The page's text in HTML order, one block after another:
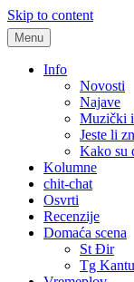
Skip to content
samo muzika i …..
Menu
Info
Novosti
Najave
Muzički
Jeste li
Kako su
Kolumne
chit-chat
Osvrti
Recenzije
Domaća scena
St Đir
Tg